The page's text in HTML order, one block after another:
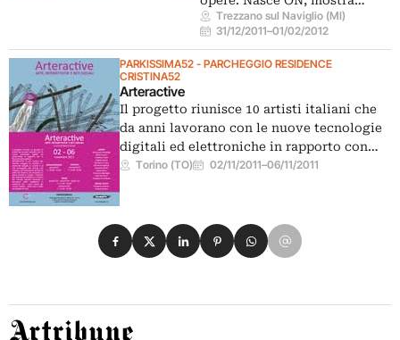
Trezzano sul Naviglio (MI)
31/12/2011–01/02/2012
PARKISSIMA52 - PARCHEGGIO RESIDENCE
CRISTINA52
Arteractive
Il progetto riunisce 10 artisti italiani che
da anni lavorano con le nuove tecnologie
digitali ed elettroniche in rapporto con…
Torino (TO) 02/11/2011–06/11/2011
Condividi su Facebook
Condividi su X
Condividi su LinkedIn
Condividi su Pinterest
Condividi su WhatsApp
Condividi su Email
Artribune